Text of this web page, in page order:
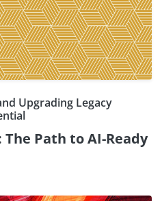
Upgrading Legacy
Path to AI-Ready